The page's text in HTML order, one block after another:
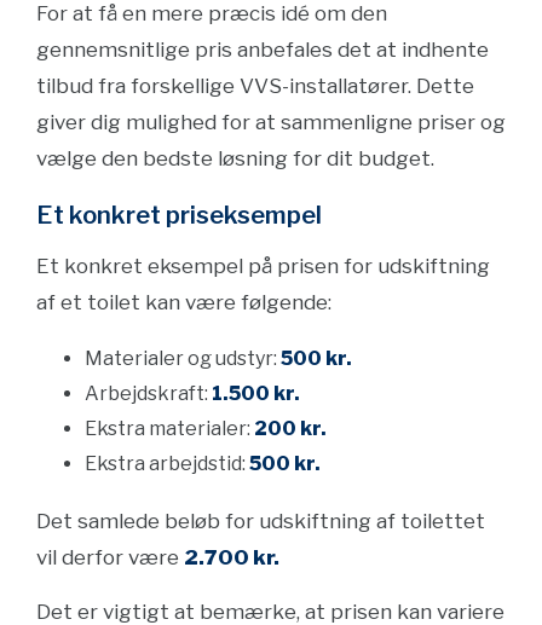
For at få en mere præcis idé om den
gennemsnitlige pris anbefales det at indhente
tilbud fra forskellige VVS-installatører. Dette
giver dig mulighed for at sammenligne priser og
vælge den bedste løsning for dit budget.
Et konkret priseksempel
Et konkret eksempel på prisen for udskiftning
af et toilet kan være følgende:
Materialer og udstyr: 500 kr.
Arbejdskraft: 1.500 kr.
Ekstra materialer: 200 kr.
Ekstra arbejdstid: 500 kr.
Det samlede beløb for udskiftning af toilettet
vil derfor være 2.700 kr.
Det er vigtigt at bemærke, at prisen kan variere